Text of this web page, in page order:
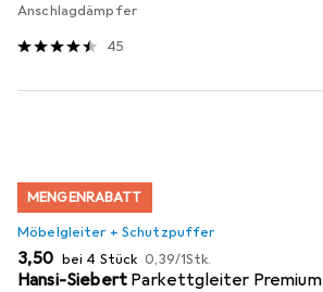
Anschlagdämpfer
45
MENGENRABATT
Möbelgleiter + Schutzpuffer
EUR
3,50 bei 4 Stück EUR
0,39/1Stk.
Hansi-Siebert Parkettgleiter Premium